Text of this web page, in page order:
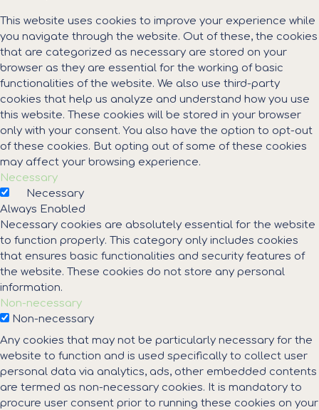
This website uses cookies to improve your experience while
you navigate through the website. Out of these, the cookies
that are categorized as necessary are stored on your
browser as they are essential for the working of basic
functionalities of the website. We also use third-party
cookies that help us analyze and understand how you use
this website. These cookies will be stored in your browser
only with your consent. You also have the option to opt-out
of these cookies. But opting out of some of these cookies
may affect your browsing experience.
Necessary
Necessary
Always Enabled
Necessary cookies are absolutely essential for the website
to function properly. This category only includes cookies
that ensures basic functionalities and security features of
the website. These cookies do not store any personal
information.
Non-necessary
Non-necessary
Any cookies that may not be particularly necessary for the
website to function and is used specifically to collect user
personal data via analytics, ads, other embedded contents
are termed as non-necessary cookies. It is mandatory to
procure user consent prior to running these cookies on your